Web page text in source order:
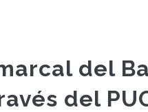
del
del